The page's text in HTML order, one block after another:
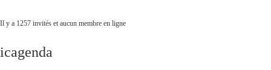
Il y a 1257 invités et aucun membre en ligne
icagenda